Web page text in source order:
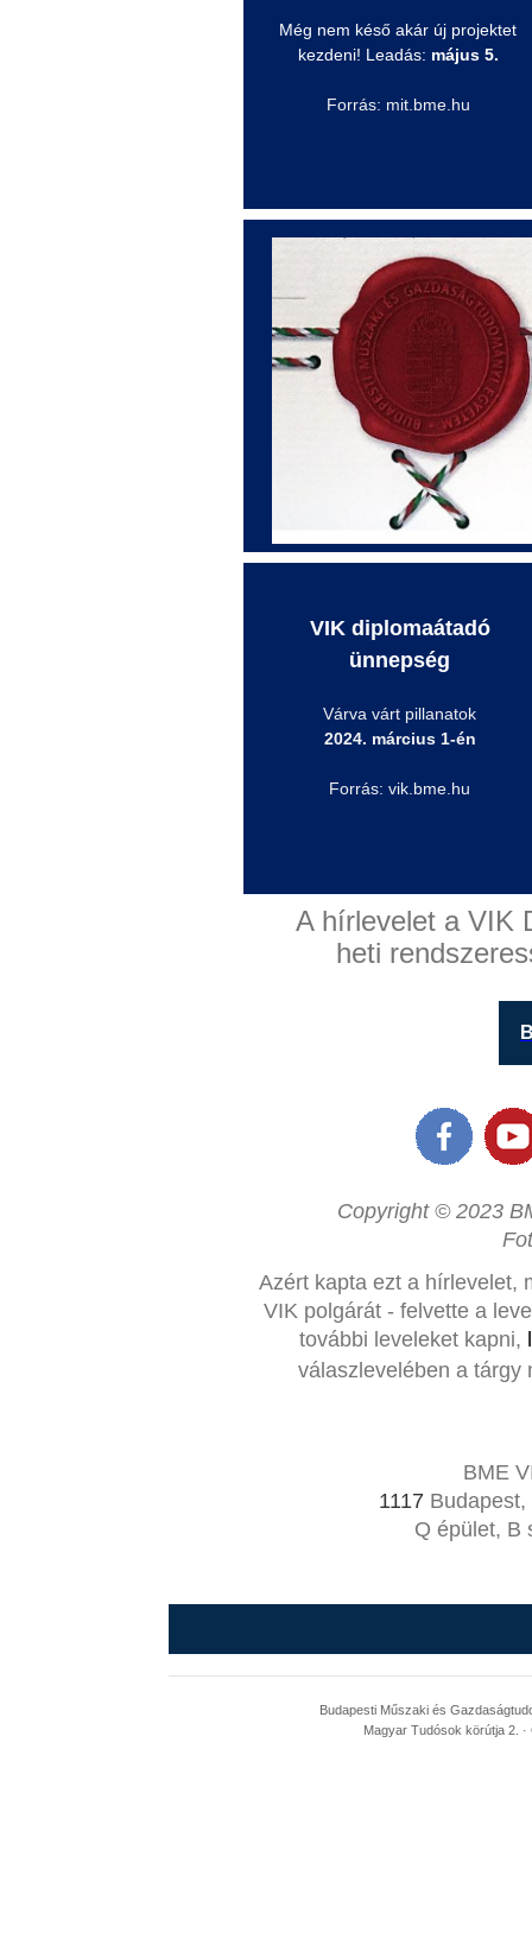
Még nem késő akár új projektet
kezdeni! Leadás: május 5.
Forrás: mit.bme.hu
VIK diplomaátadó
ünnepség
Várva várt pillanatok
2024. március 1-én
Forrás: vik.bme.hu
A hírlevelet a VIK
heti
Copyright © 2023
Azért kapta ezt a hírlevelet,
VIK polgárát - felvette a
további leveleket kapni,
válaszlevelében a tárgy
BME
1117
Q épület, B
Budapesti Műszaki és
Magyar Tudósok körútja 2. ·